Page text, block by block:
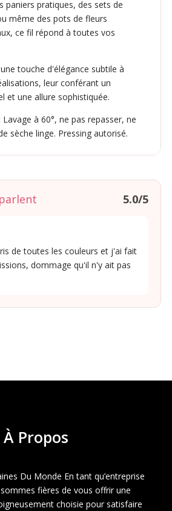
paniers pratiques, des sets de
même des pots de fleurs
ce fil répond à toutes vos
touche d'élégance subtile à
leur conférant un
et une allure sophistiquée.
à 60°, ne pas repasser, ne
sèche linge. Pressing autorisé.
5.0/5
de toutes les couleurs et j'ai fait
dommage qu'il n'y ait pas
À Propos
Du Monde En tant qu’entreprise
fières de vous offrir une
choisie pour satisfaire